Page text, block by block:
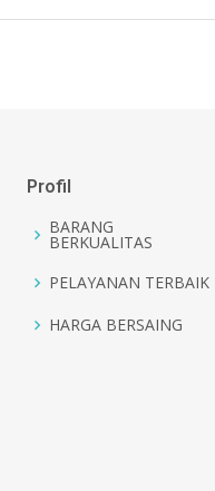
Profil
BARANG
BERKUALITAS
PELAYANAN TERBAIK
HARGA BERSAING